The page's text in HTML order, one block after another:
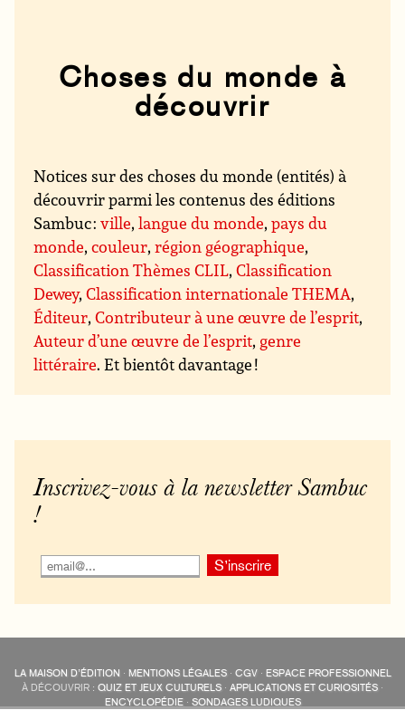
Choses du monde à
découvrir
Notices sur des choses du monde (entités) à
découvrir parmi les contenus des éditions
Sambuc :ville,langue du monde,pays du
monde,couleur,région géographique,
Classification Thèmes CLIL,Classification
Dewey,Classification internationale THEMA,
Éditeur,Contributeur à une œuvre de l’esprit,
Auteur d’une œuvre de l’esprit, genre
littéraire. Et bientôt davantage !
Inscrivez-vous à la newsletter Sambuc
!
LA MAISON D’ÉDITION · MENTIONS LÉGALES· CGV· ESPACE PROFESSIONNEL
À DÉCOUVRIR : QUIZ ET JEUX CULTURELS · APPLICATIONS ET CURIOSITÉS ·
ENCYCLOPÉDIE· SONDAGES LUDIQUES